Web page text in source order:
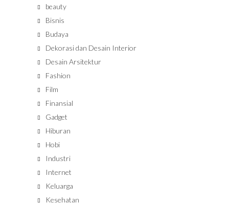
beauty
Bisnis
Budaya
Dekorasi dan Desain Interior
Desain Arsitektur
Fashion
Film
Finansial
Gadget
Hiburan
Hobi
Industri
Internet
Keluarga
Kesehatan